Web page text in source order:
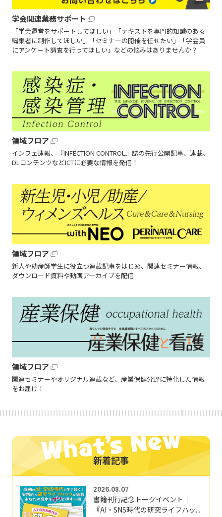
学会関連業務サポート
「学会運営をサポートしてほしい」「テキストを専門的知識のある
編集者に制作してほしい」「セミナーの開催を任せたい」「学会員
にアンケート調査を行ってほしい」などの悩みはありませんか？
領域フロア
インフェ速報、『INFECTION CONTROL』誌の先行公開記事、連載、
DLコンテンツなどICTに必要な情報を発信！
領域フロア
新人や助産師学生に役立つ連載記事をはじめ、関連セミナー情報、
ダウンロード資料や動画アーカイブを配信
領域フロア
関連セミナーやオリジナル連載など、産業保健分野に特化した情報
をお届け！
新着記事
2026.08.07
書籍刊行記念トークイベント｜
『AI・SNS時代の研究ライフハッ...